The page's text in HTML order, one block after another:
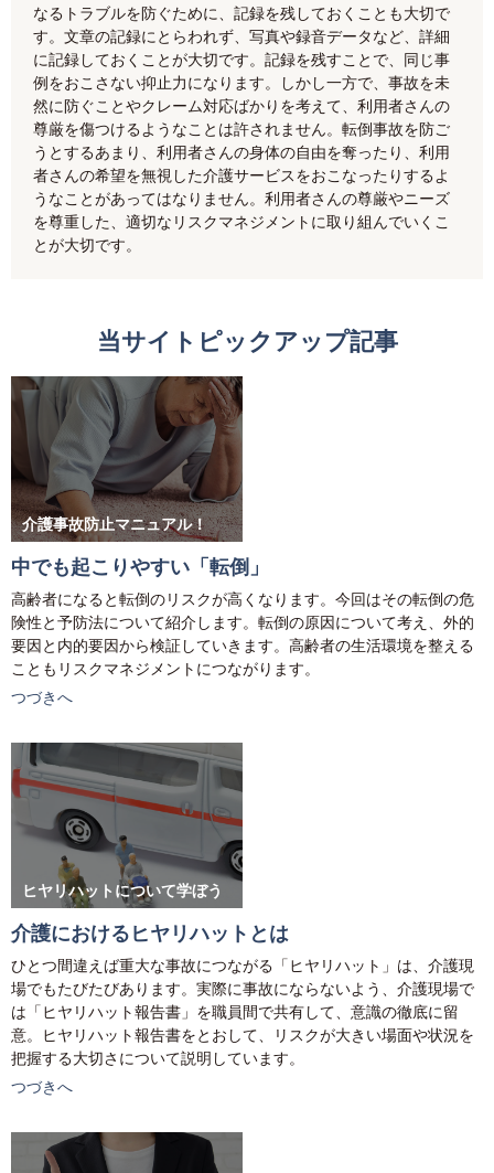
なるトラブルを防ぐために、記録を残しておくことも大切で
す。文章の記録にとらわれず、写真や録音データなど、詳細
に記録しておくことが大切です。記録を残すことで、同じ事
例をおこさない抑止力になります。しかし一方で、事故を未
然に防ぐことやクレーム対応ばかりを考えて、利用者さんの
尊厳を傷つけるようなことは許されません。転倒事故を防ご
うとするあまり、利用者さんの身体の自由を奪ったり、利用
者さんの希望を無視した介護サービスをおこなったりするよ
うなことがあってはなりません。利用者さんの尊厳やニーズ
を尊重した、適切なリスクマネジメントに取り組んでいくこ
とが大切です。
当サイトピックアップ記事
介護事故防止マニュアル！
中でも起こりやすい「転倒」
高齢者になると転倒のリスクが高くなります。今回はその転倒の危
険性と予防法について紹介します。転倒の原因について考え、外的
要因と内的要因から検証していきます。高齢者の生活環境を整える
こともリスクマネジメントにつながります。
つづきへ
ヒヤリハットについて学ぼう
介護におけるヒヤリハットとは
ひとつ間違えば重大な事故につながる「ヒヤリハット」は、介護現
場でもたびたびあります。実際に事故にならないよう、介護現場で
は「ヒヤリハット報告書」を職員間で共有して、意識の徹底に留
意。ヒヤリハット報告書をとおして、リスクが大きい場面や状況を
把握する大切さについて説明しています。
つづきへ